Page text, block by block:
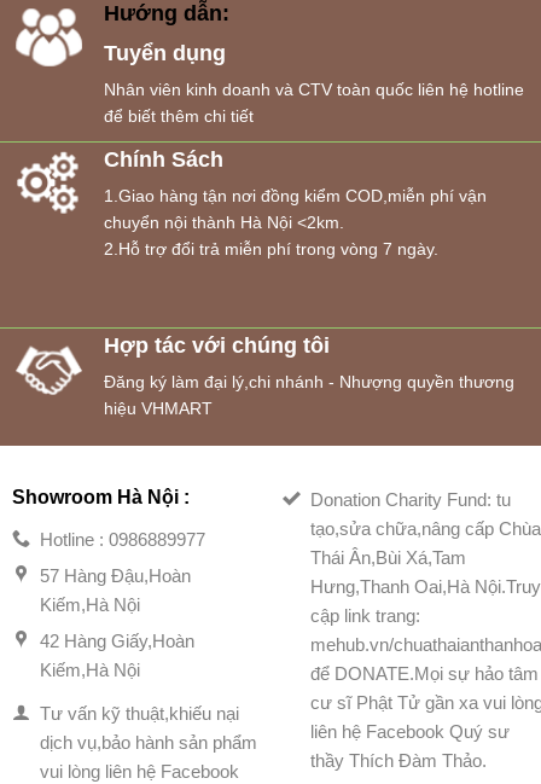
Hướng dẫn:
Tuyển dụng
Nhân viên kinh doanh và CTV toàn quốc liên hệ hotline
để biết thêm chi tiết
Chính Sách
1.Giao hàng tận nơi đồng kiểm COD,miễn phí vận
chuyển nội thành Hà Nội <2km.
2.Hỗ trợ đổi trả miễn phí trong vòng 7 ngày.
Hợp tác với chúng tôi
Đăng ký làm đại lý,chi nhánh - Nhượng quyền thương
hiệu VHMART
Showroom Hà Nội :
Hotline : 0986889977
57 Hàng Đậu,Hoàn
Kiếm,Hà Nội
42 Hàng Giấy,Hoàn
Kiếm,Hà Nội
Tư vấn kỹ thuật,khiếu nại
dịch vụ,bảo hành sản phẩm
vui lòng liên hệ Facebook
Donation Charity Fund: tu
tạo,sửa chữa,nâng cấp Chùa
Thái Ân,Bùi Xá,Tam
Hưng,Thanh Oai,Hà Nội.Truy
cập link trang:
mehub.vn/
để DONATE.Mọi sự hảo tâm
cư sĩ Phật Tử gần xa vui
liên hệ Facebook Quý sư
thầy Thích Đàm Thảo.